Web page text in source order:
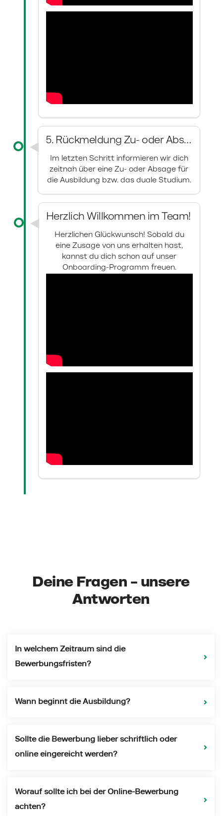
5. Rückmeldung Zu- oder Absage
Im letzten Schritt informieren wir dich
zeitnah über eine Zu- oder Absage für
die Ausbildung bzw. das duale Studium.
Herzlich Willkommen im Team!
Herzlichen Glückwunsch! Sobald du
eine Zusage von uns erhalten hast,
kannst du dich schon auf unser
Onboarding-Programm freuen.
Deine Fragen – unsere
Antworten
In welchem Zeitraum sind die
Bewerbungsfristen?
Wann beginnt die Ausbildung?
Sollte die Bewerbung lieber schriftlich oder
online eingereicht werden?
Worauf sollte ich bei der Online-Bewerbung
achten?